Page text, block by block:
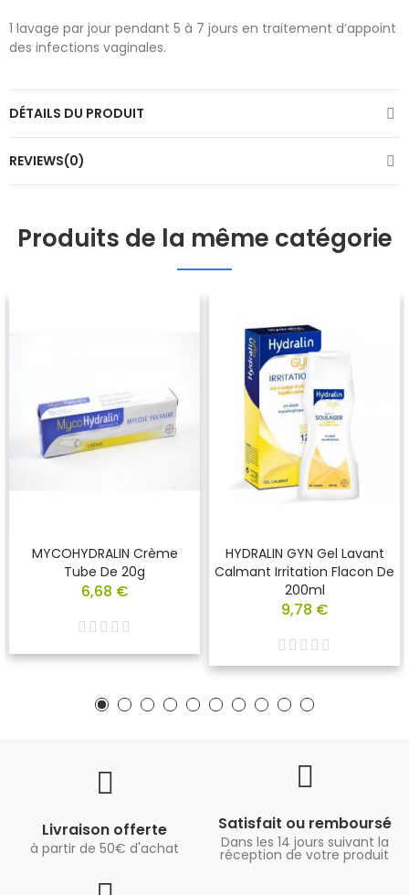
1 lavage par jour pendant 5 à 7 jours en traitement d’appoint
des infections vaginales.
DÉTAILS DU PRODUIT
REVIEWS(0)
Produits de la même catégorie
MYCOHYDRALIN Crème
Tube De 20g
6,68 €
HYDRALIN GYN Gel Lavant
Calmant Irritation Flacon De
200ml
9,78 €
Livraison offerte
à partir de 50€ d'achat
Satisfait ou remboursé
Dans les 14 jours suivant la
réception de votre produit